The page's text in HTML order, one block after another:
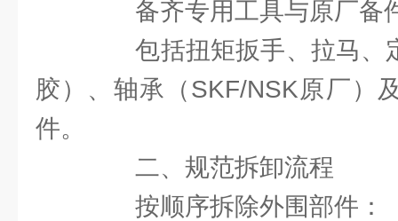
备齐专用工具与原厂备
包括扭矩扳手、拉马、
胶）、轴承（SKF/NSK原厂）
件。
二、规范拆卸流程
按顺序拆除外围部件：